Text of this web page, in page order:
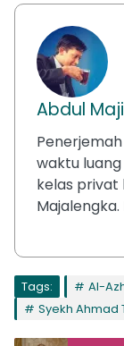
Abdul
waktu
kelas privat
Majalengka.
Tags: Al-
Syekh Ahmad